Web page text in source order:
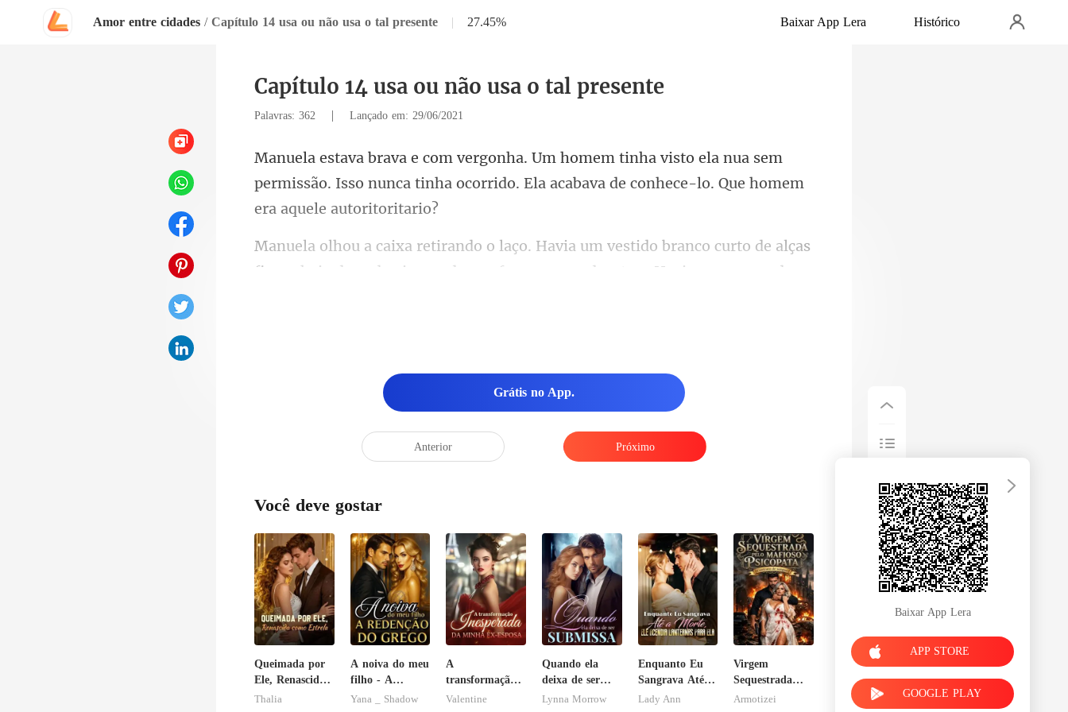
Amor entre cidades / Capítulo 14 usa ou não usa o tal presente | 27.45% Baixar App Lera Histórico
Capítulo 14 usa ou não usa o tal presente
Palavras: 362 | Lançado em: 29/06/2021
ela nua sem
permissão. Isso nunca tinha ocorrido. Ela ac
ranco curto de alças
finas cheio de pedrarias verde que fo
Grátis no App.
Anterior Próximo
Você deve gostar
Queimada por
Ele, Renascida
como Estrela
Thalia
A noiva do meu
filho - A
Redenção do
Yana _ Shadow
A
transformação
inesperada da
Valentine
Quando ela
deixa de ser
submissa
Lynna Morrow
Enquanto Eu
Sangrava Até a
Morte, Ele
Lady Ann
Virgem
Sequestrada
pelo Mafioso
Armotizei
Baixar App Lera
APP STORE
GOOGLE PLAY